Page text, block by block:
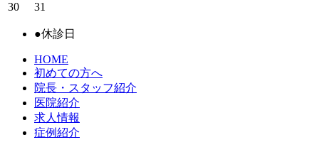
30
31
●休診日
HOME
初めての方へ
院長・スタッフ紹介
医院紹介
求人情報
症例紹介